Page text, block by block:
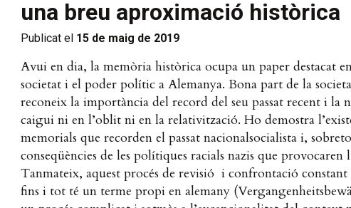
una breu aproximació històrica
Publicat el 15 de maig de 2019
Avui en dia, la memòria històrica ocupa un paper destacat
societat i el poder polític a Alemanya. Bona part de la
reconeix la importància del record del seu passat recent i la
caigui ni en l’oblit ni en la relativització. Ho demostra
memorials que recorden el passat nacionalsocialista i,
conseqüències de les polítiques racials nazis que provocaren
Tanmateix, aquest procés de revisió i confrontació constant
fins i tot té un terme propi en alemany